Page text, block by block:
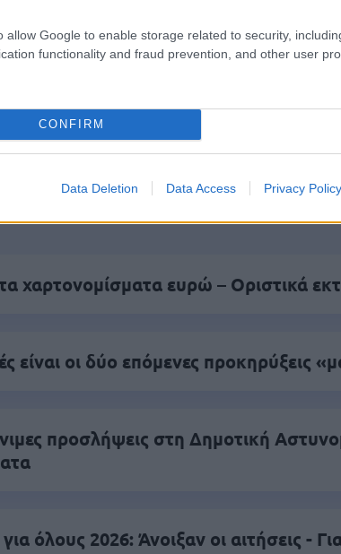
allow Google to enable storage related to security,
functionality and fraud prevention, and other user
CONFIRM
Data Deletion Data Access Privacy Policy
όλες τις σημαντικές ειδήσεις.
Ειδήσεις
χαρτονομίσματα ευρώ – Οριστικά
είναι οι δύο επόμενες προκηρύξεις
προσλήψεις στη Δημοτική
όλους 2026: Άνοιξαν οι αιτήσεις -